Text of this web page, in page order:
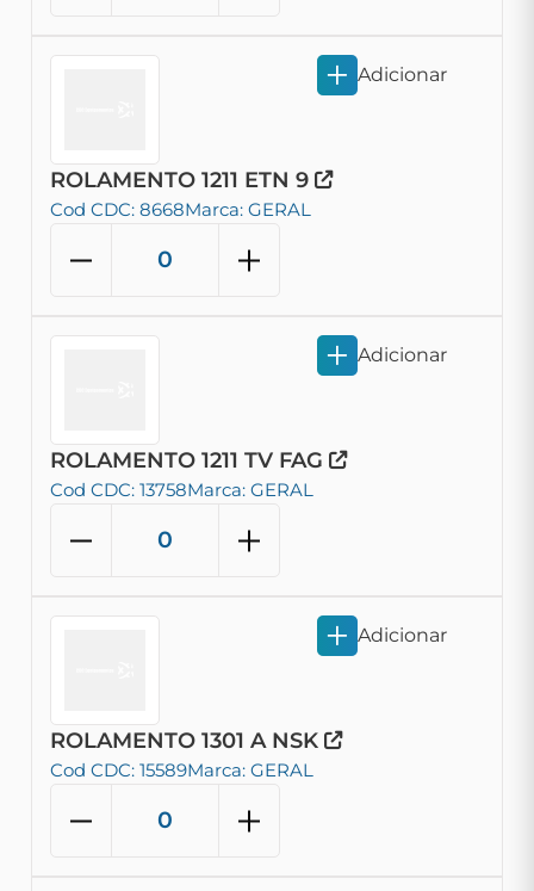
ROLAMENTO 1211 ETN 9
Cod CDC: 8668Marca: GERAL
Adicionar
ROLAMENTO 1211 TV FAG
Cod CDC: 13758Marca: GERAL
Adicionar
ROLAMENTO 1301 A NSK
Cod CDC: 15589Marca: GERAL
Adicionar